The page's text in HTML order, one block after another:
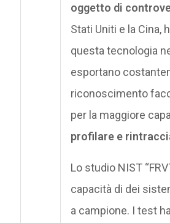
oggetto di
Stati Uniti e la
questa tecnologia
esportano
riconoscimento
per la maggiore
profilare e
Lo studio NIST
capacità di dei
a campione. I test